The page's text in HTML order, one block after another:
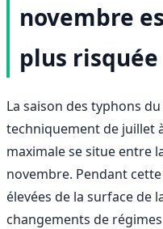
novembre
plus risquée
La saison des typhons
techniquement de juillet
maximale se situe entre
novembre. Pendant
élevées de la surface de
changements de